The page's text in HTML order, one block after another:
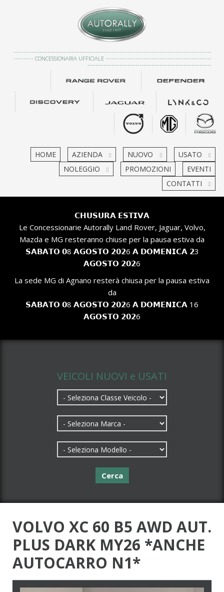
---------------------------------------------------------------------------------------------------
---------- CONCESSIONARIA UFFICIALE -----------------------------------------------------
--------------------------------------------------------------
HOME AZIENDA NUOVO
USATO
NOLEGGIO
PROMOZIONI
EVENTI
CONTATTI
𝗖𝗛𝗨𝗦𝗨𝗥𝗔 𝗘𝗦𝗧𝗜𝗩𝗔
Le Concessionarie Autorally Land Rover, Jaguar, Volvo,
Mazda e MG resteranno chiuse per la pausa estiva da
𝗦𝗔𝗕𝗔𝗧𝗢 𝟬8 𝗔𝗚𝗢𝗦𝗧𝗢 𝟮𝟬𝟮6 𝗔 𝗗𝗢𝗠𝗘𝗡𝗜𝗖𝗔 𝟮3
𝗔𝗚𝗢𝗦𝗧𝗢 𝟮𝟬𝟮6
La sede MG di Agnano resterà chiusa per la pausa estiva
da
𝗦𝗔𝗕𝗔𝗧𝗢 𝟬8 𝗔𝗚𝗢𝗦𝗧𝗢 𝟮𝟬𝟮6 𝗔 𝗗𝗢𝗠𝗘𝗡𝗜𝗖𝗔 16
𝗔𝗚𝗢𝗦𝗧𝗢 𝟮𝟬𝟮6
VEICOLI NUOVI e USATI
Cerca
VOLVO XC 60 B5 AWD AUT.
PLUS DARK MY26 *ANCHE
AUTOCARRO N1*